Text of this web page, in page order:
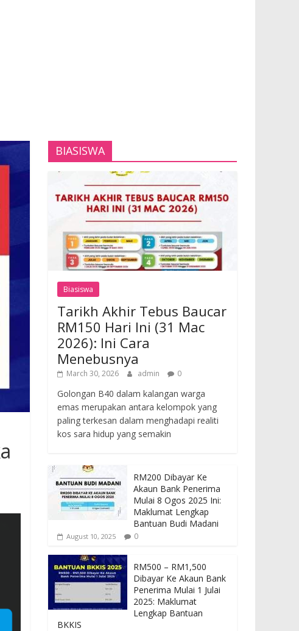
BIASISWA
Biasiswa
Tarikh Akhir Tebus Baucar
RM150 Hari Ini (31 Mac
2026): Ini Cara
Menebusnya
March 30, 2026 admin 0
Golongan B40 dalam kalangan warga
emas merupakan antara kelompok yang
paling terkesan dalam menghadapi realiti
kos sara hidup yang semakin
RM200 Dibayar Ke
Akaun Bank Penerima
Mulai 8 Ogos 2025 Ini:
Maklumat Lengkap
Bantuan Budi Madani
August 10, 2025 0
RM500 – RM1,500
Dibayar Ke Akaun Bank
Penerima Mulai 1 Julai
2025: Maklumat
Lengkap Bantuan
BKKIS